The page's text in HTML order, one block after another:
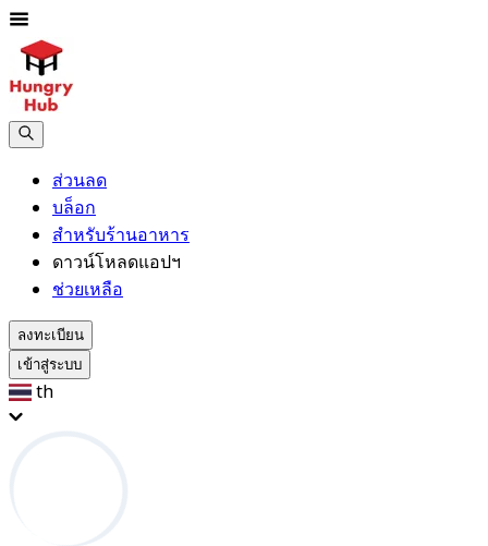
ส่วนลด
บล็อก
สำหรับร้านอาหาร
ดาวน์โหลดแอปฯ
ช่วยเหลือ
ลงทะเบียน
เข้าสู่ระบบ
th